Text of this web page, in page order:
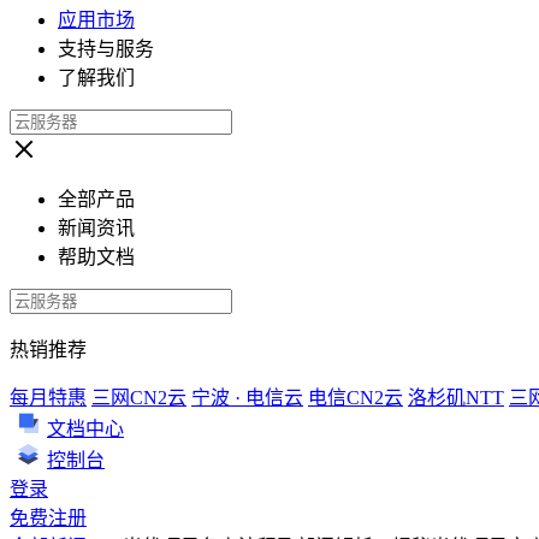
应用市场
支持与服务
了解我们
全部产品
新闻资讯
帮助文档
热销推荐
每月特惠 三网CN2云 宁波 · 电信云 电信CN2云 洛杉矶NTT 三
文档中心
控制台
登录
免费注册